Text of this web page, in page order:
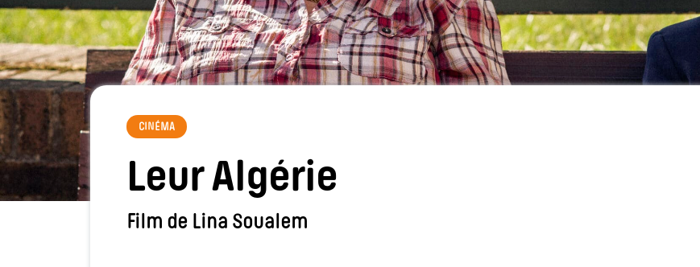
CINÉMA
Leur Algérie
Film de Lina Soualem